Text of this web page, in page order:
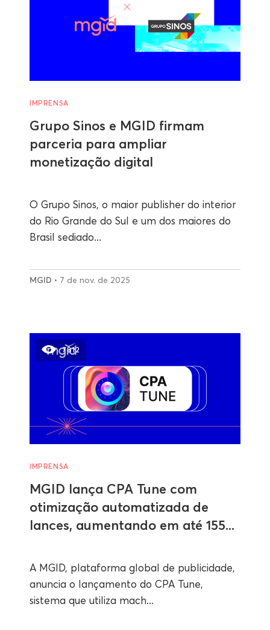
IMPRENSA
Grupo Sinos e MGID firmam
parceria para ampliar
monetização digital
O Grupo Sinos, o maior publisher do interior
do Rio Grande do Sul e um dos maiores do
Brasil sediado...
MGID • 7 de nov. de 2025
7812
IMPRENSA
MGID lança CPA Tune com
otimização automatizada de
lances, aumentando em até 155...
A MGID, plataforma global de publicidade,
anuncia o lançamento do CPA Tune,
sistema que utiliza mach...